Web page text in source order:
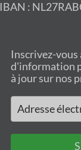
IBAN :
Inscrivez-
d'information
à jour sur nos